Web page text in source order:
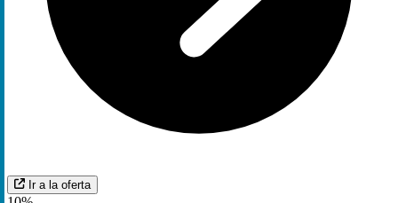
Ir a la oferta